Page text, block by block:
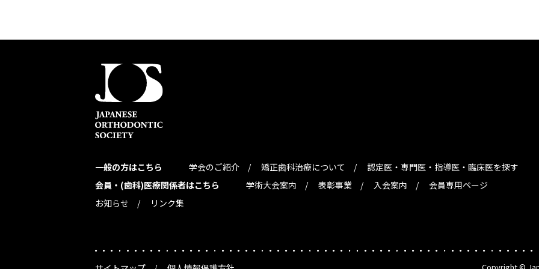
一般の方はこちら 学会のご紹介 矯正歯科治療について
認定医・専門医・指導医・臨床医を探す
会員・(歯科)医療関係者はこちら
学術大会案内 表彰事業 入会案内
会員専用ページ
お知らせ
リンク集